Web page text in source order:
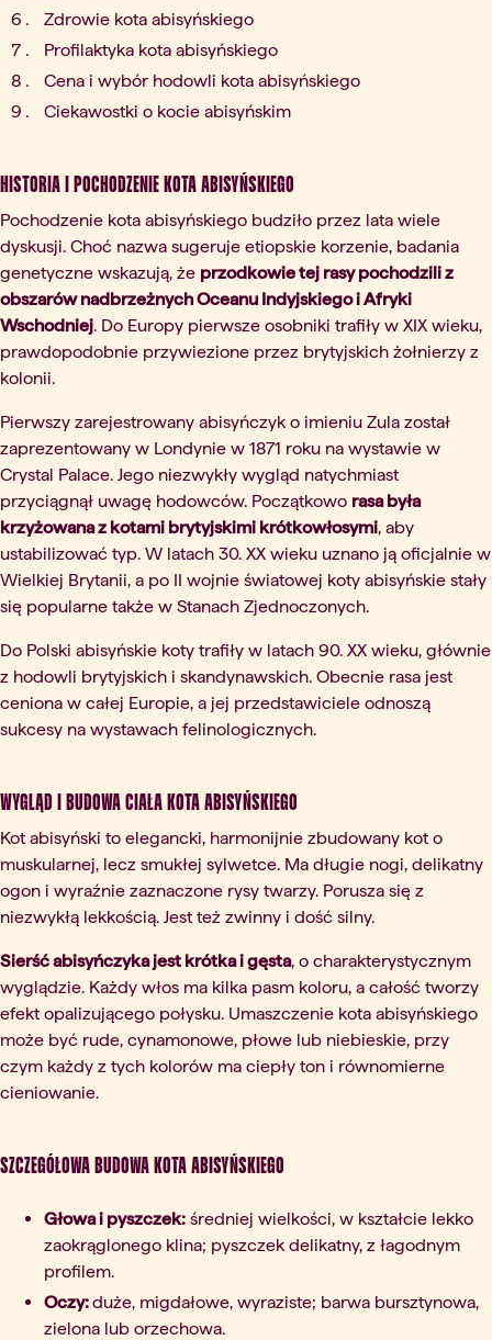
Zdrowie kota abisyńskiego
Profilaktyka kota abisyńskiego
Cena i wybór hodowli kota abisyńskiego
Ciekawostki o kocie abisyńskim
Historia i pochodzenie kota abisyńskiego
Pochodzenie kota abisyńskiego budziło przez lata wiele
dyskusji. Choć nazwa sugeruje etiopskie korzenie, badania
genetyczne wskazują, że przodkowie tej rasy pochodzili z
obszarów nadbrzeżnych Oceanu Indyjskiego i Afryki
Wschodniej. Do Europy pierwsze osobniki trafiły w XIX wieku,
prawdopodobnie przywiezione przez brytyjskich żołnierzy z
kolonii.
Pierwszy zarejestrowany abisyńczyk o imieniu Zula został
zaprezentowany w Londynie w 1871 roku na wystawie w
Crystal Palace. Jego niezwykły wygląd natychmiast
przyciągnął uwagę hodowców. Początkowo rasa była
krzyżowana z kotami brytyjskimi krótkowłosymi, aby
ustabilizować typ. W latach 30. XX wieku uznano ją oficjalnie w
Wielkiej Brytanii, a po II wojnie światowej koty abisyńskie stały
się popularne także w Stanach Zjednoczonych.
Do Polski abisyńskie koty trafiły w latach 90. XX wieku, głównie
z hodowli brytyjskich i skandynawskich. Obecnie rasa jest
ceniona w całej Europie, a jej przedstawiciele odnoszą
sukcesy na wystawach felinologicznych.
Wygląd i budowa ciała kota abisyńskiego
Kot abisyński to elegancki, harmonijnie zbudowany kot o
muskularnej, lecz smukłej sylwetce. Ma długie nogi, delikatny
ogon i wyraźnie zaznaczone rysy twarzy. Porusza się z
niezwykłą lekkością. Jest też zwinny i dość silny.
Sierść abisyńczyka jest krótka i gęsta, o charakterystycznym
wyglądzie. Każdy włos ma kilka pasm koloru, a całość tworzy
efekt opalizującego połysku. Umaszczenie kota abisyńskiego
może być rude, cynamonowe, płowe lub niebieskie, przy
czym każdy z tych kolorów ma ciepły ton i równomierne
cieniowanie.
Szczegółowa budowa kota abisyńskiego
Głowa i pyszczek: średniej wielkości, w kształcie lekko
zaokrąglonego klina; pyszczek delikatny, z łagodnym
profilem.
Oczy:duże, migdałowe, wyraziste; barwa bursztynowa,
zielona lub orzechowa.